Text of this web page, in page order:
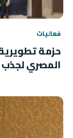
فعاليات
حزمة
المصري لجذب